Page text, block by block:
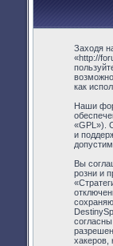
Заходя
«http://
как
Наши
«GPL»).
и
Вы
розни и
хакеров,